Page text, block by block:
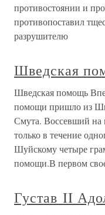
противостоянии и
противопоставил
разрушителю
Шведская
Шведская помощь
помощи пришло из
Смута. Воссевший на
только в течение
Шуйскому четыре
помощи.В первом
Густав II